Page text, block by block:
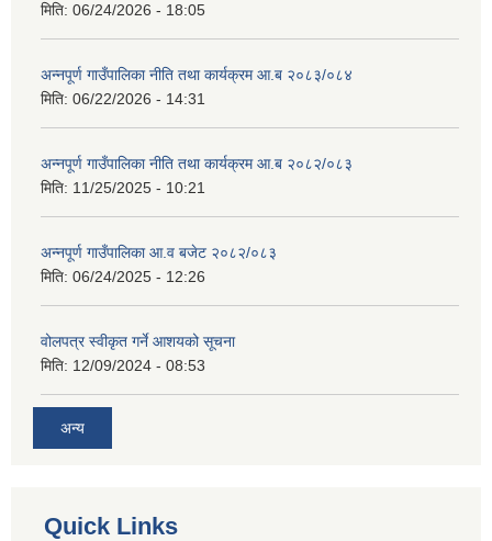
मिति: 06/24/2026 - 18:05
अन्नपूर्ण गाउँपालिका नीति तथा कार्यक्रम आ.ब २०८३/०८४
मिति: 06/22/2026 - 14:31
अन्नपूर्ण गाउँपालिका नीति तथा कार्यक्रम आ.ब २०८२/०८३
मिति: 11/25/2025 - 10:21
अन्नपूर्ण गाउँपालिका आ.व बजेट २०८२/०८३
मिति: 06/24/2025 - 12:26
वोलपत्र स्वीकृत गर्ने आशयको सूचना
मिति: 12/09/2024 - 08:53
अन्य
Quick Links